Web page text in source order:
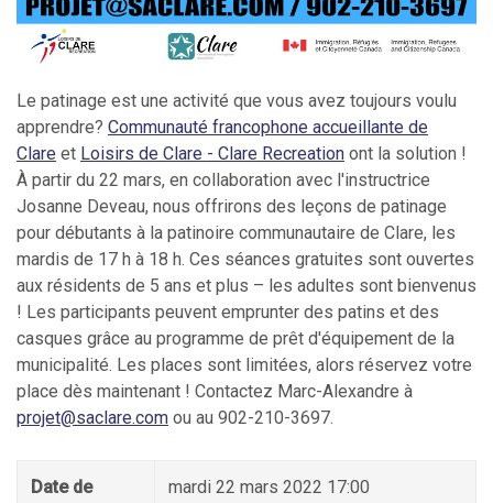
Le patinage est une activité que vous avez toujours voulu
apprendre? Communauté francophone accueillante de
Clare et Loisirs de Clare - Clare Recreation ont la solution !
À partir du 22 mars, en collaboration avec l'instructrice
Josanne Deveau, nous offrirons des leçons de patinage
pour débutants à la patinoire communautaire de Clare, les
mardis de 17 h à 18 h. Ces séances gratuites sont ouvertes
aux résidents de 5 ans et plus – les adultes sont bienvenus
! Les participants peuvent emprunter des patins et des
casques grâce au programme de prêt d'équipement de la
municipalité. Les places sont limitées, alors réservez votre
place dès maintenant ! Contactez Marc-Alexandre à
projet@saclare.com ou au 902-210-3697.
Date de
mardi 22 mars 2022 17:00